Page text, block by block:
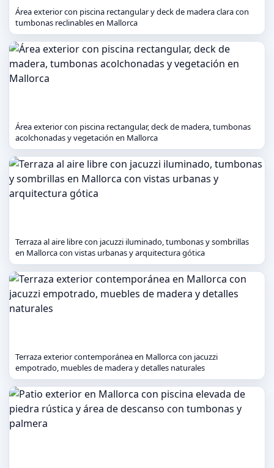
Área exterior con piscina rectangular y deck de madera clara con
tumbonas reclinables en Mallorca
Área exterior con piscina rectangular, deck de madera, tumbonas
acolchonadas y vegetación en Mallorca
Terraza al aire libre con jacuzzi iluminado, tumbonas y sombrillas
en Mallorca con vistas urbanas y arquitectura gótica
Terraza exterior contemporánea en Mallorca con jacuzzi
empotrado, muebles de madera y detalles naturales